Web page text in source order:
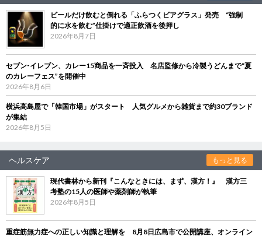
ビールだけ飲むと倒れる「ふらつくビアグラス」発売 “強制
的に水を飲む”仕掛けで適正飲酒を後押し
2026年8月7日
セブン‐イレブン、カレー15商品を一斉投入 名店監修から冷製うどんまで“夏
のカレーフェス”を開催中
2026年8月6日
横浜高島屋で「韓国市場」がスタート 人気グルメから雑貨まで約30ブランド
が集結
2026年8月5日
ヘルスケア もっと見る
現代書林から新刊『こんなときには、まず、漢方！』 漢方三
考塾の15人の医師や薬剤師が執筆
2026年8月5日
重症筋無力症への正しい知識と理解を 8月8日広島市で公開講座、オンライン